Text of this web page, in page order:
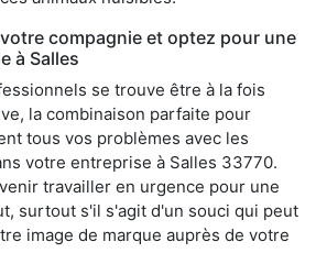
compagnie et optez pour une
à Salles
se trouve être à la fois
la combinaison parfaite pour
tous vos problèmes avec les
votre entreprise à Salles 33770.
travailler en urgence pour une
surtout s'il s'agit d'un souci qui peut
image de marque auprès de votre